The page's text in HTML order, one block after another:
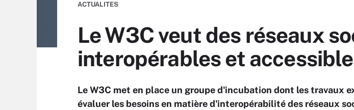
ACTUALITES
Le W3C veut des réseaux
interopérables et
Le W3C met en place un groupe d'incubation dont les travaux
évaluer les besoins en matière d'interopérabilité des réseaux